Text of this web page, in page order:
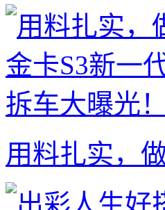
用料扎实，